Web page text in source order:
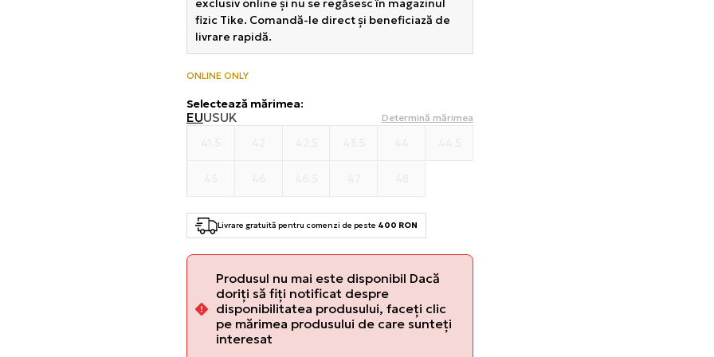
exclusiv online și nu se regăsesc în magazinul
fizic Tike. Comandă-le direct și beneficiază de
livrare rapidă.
ONLINE ONLY
Selectează mărimea:
EUUSUK Determină mărimea
Livrare gratuită pentru comenzi de peste 400 RON
Produsul nu mai este disponibil Dacă
doriți să fiți notificat despre
disponibilitatea produsului, faceți clic
pe mărimea produsului de care sunteți
interesat